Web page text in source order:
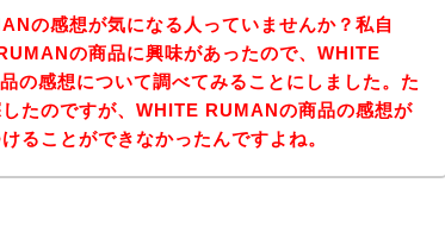
の感想が気になる人っていませんか？私自
の商品に興味があったので、WHITE
の感想について調べてみることにしました。た
たのですが、WHITE RUMANの商品の感想が
ることができなかったんですよね。